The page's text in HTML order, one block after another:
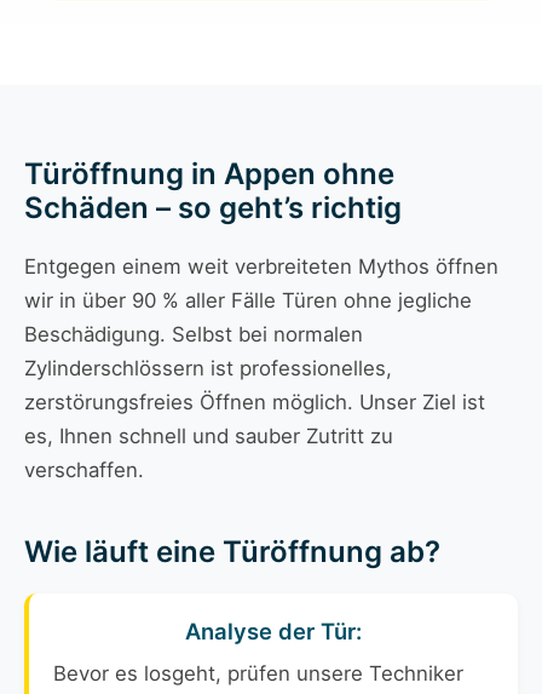
Türöffnung in Appen ohne
Schäden – so geht’s richtig
Entgegen einem weit verbreiteten Mythos öffnen
wir in über 90 % aller Fälle Türen ohne jegliche
Beschädigung. Selbst bei normalen
Zylinderschlössern ist professionelles,
zerstörungsfreies Öffnen möglich. Unser Ziel ist
es, Ihnen schnell und sauber Zutritt zu
verschaffen.
Wie läuft eine Türöffnung ab?
Analyse der Tür:
Bevor es losgeht, prüfen unsere Techniker